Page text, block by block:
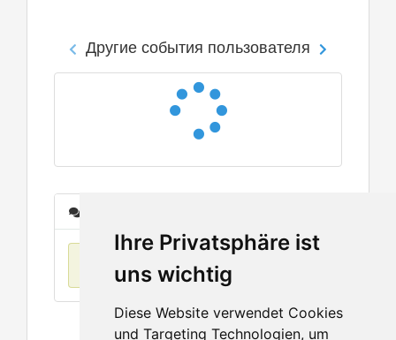
Ihre Privatsphäre ist
uns wichtig
Diese Website verwendet Cookies
und Targeting Technologien, um
Другие события пользователя